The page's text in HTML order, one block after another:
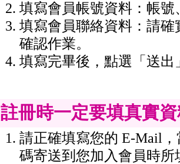
填寫會員帳號資料：帳
填寫會員聯絡資料：請
確認作業。
填寫完畢後，點選「送
註冊時一定要填真實
請正確填寫您的 E-Mail
碼寄送到您加入會員時所